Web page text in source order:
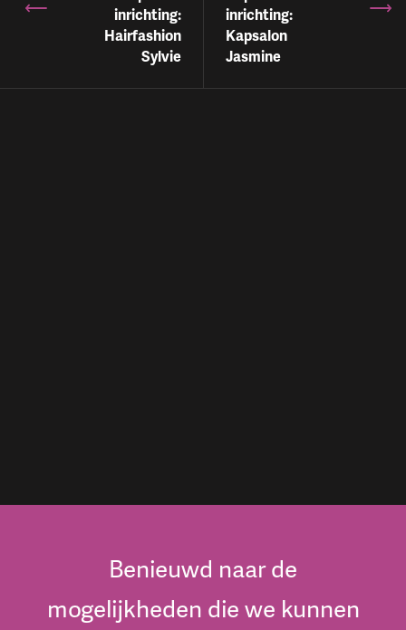
inrichting:
Hairfashion
Sylvie
inrichting:
Kapsalon
Jasmine
Benieuwd naar de
mogelijkheden die we kunnen